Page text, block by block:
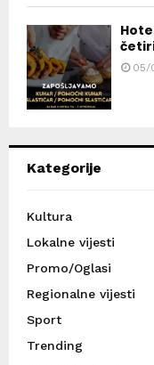
05/
Kategorije
Kultura
Lokalne vijesti
Promo/Oglasi
Regionalne vijesti
Sport
Trending